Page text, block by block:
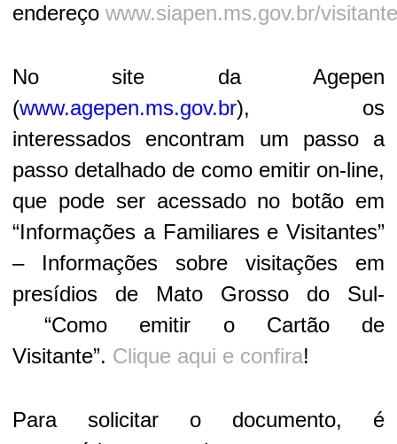
endereço www.siapen.ms.gov.br/visitante
No site da Agepen
(www.agepen.ms.gov.br), os
interessados encontram um passo a
passo detalhado de como emitir on-line,
que pode ser acessado no botão em
“Informações a Familiares e Visitantes”
– Informações sobre visitações em
presídios de Mato Grosso do Sul-
“Como emitir o Cartão de
Visitante”. Clique aqui e confira!
Para solicitar o documento, é